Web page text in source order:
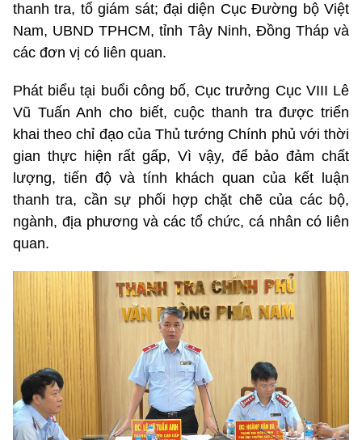
thanh tra, tổ giám sát; đại diện Cục Đường bộ Việt
Nam, UBND TPHCM, tỉnh Tây Ninh, Đồng Tháp và
các đơn vị có liên quan.
Phát biểu tại buổi công bố, Cục trưởng Cục VIII Lê
Vũ Tuấn Anh cho biết, cuộc thanh tra được triển
khai theo chỉ đạo của Thủ tướng Chính phủ với thời
gian thực hiện rất gấp, Vì vậy, để bảo đảm chất
lượng, tiến độ và tính khách quan của kết luận
thanh tra, cần sự phối hợp chặt chẽ của các bộ,
ngành, địa phương và các tổ chức, cá nhân có liên
quan.